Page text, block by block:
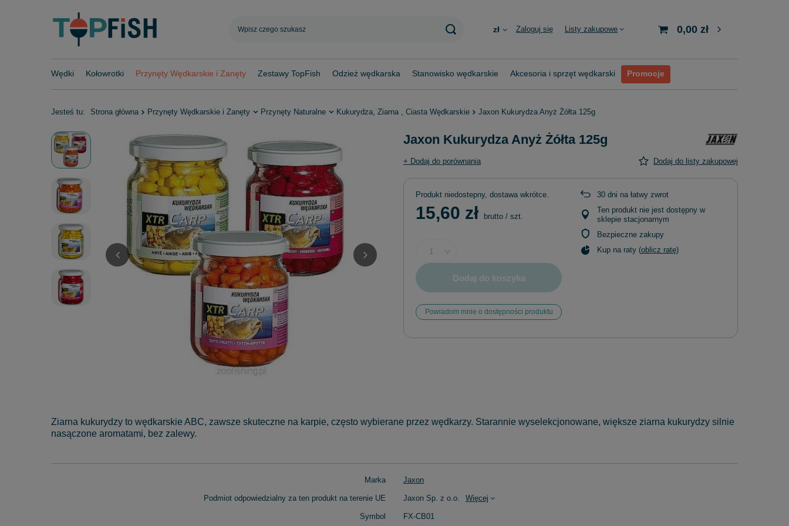
zł Zaloguj się Listy zakupowe 0,00 zł
Wędki Kołowrotki Przynęty Wędkarskie i Zanęty Zestawy TopFish Odzież wędkarska Stanowisko wędkarskie Akcesoria i sprzęt wędkarski Promocje
Jesteś tu: Strona główna Przynęty Wędkarskie i Zanęty Przynęty Naturalne Kukurydza, Ziarna , Ciasta Wędkarskie Jaxon Kukurydza Anyż Żółta 125g
Jaxon Kukurydza Anyż Żółta 125g
+ Dodaj do porównania Dodaj do listy zakupowej
Produkt niedostepny, dostawa wkrótce
15,60 zł brutto / szt.
Dodaj do koszyka
Powiadom mnie o dostępności produktu
30 dni na łatwy zwrot
Ten produkt nie jest dostępny w
sklepie stacjonarnym
Bezpieczne zakupy
Kup na raty (oblicz ratę)
Ziarna kukurydzy to wędkarskie ABC, zawsze skuteczne na karpie, często wybierane przez wędkarzy. Starannie wyselekcjonowane, większe ziarna kukurydzy silnie
nasączone aromatami, bez zalewy.
Marka Jaxon
Podmiot odpowiedzialny za ten produkt na terenie UE Jaxon Sp. z o.o. Więcej
Symbol FX-CB01